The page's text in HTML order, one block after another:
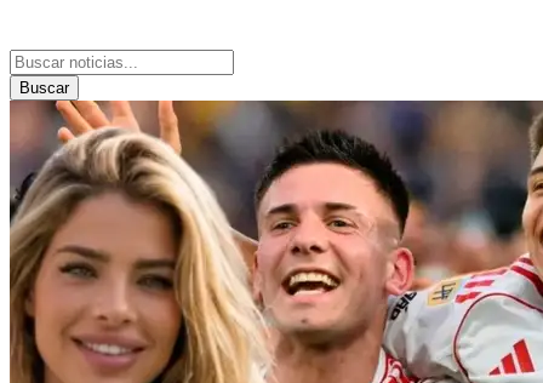
Buscar